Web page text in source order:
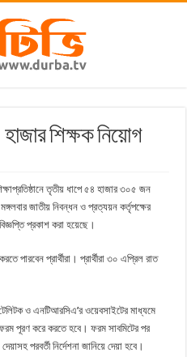
শিক্ষক নিয়োগ
তৃতীয় ধাপে ৫৪ হাজার ৩০৫ জন
জাতীয় নিবন্ধন ও প্রত্যয়ন কর্তৃপক্ষের
প্রকাশ করা হয়েছে।
পারবেন প্রার্থীরা। প্রার্থীরা ৩০ এপ্রিল রাত
ও এনটিআরসিএ’র ওয়েবসাইটের মাধ্যমে
পূরণ করে করতে হবে। ফরম সাবমিটের পর
পরবর্তী নির্দেশনা জানিয়ে দেয়া হবে।